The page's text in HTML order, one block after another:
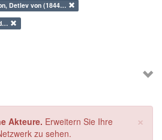
Detlev von (1844…
×
Akteure. Erweitern Sie Ihre
zu sehen.